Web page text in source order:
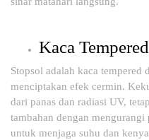
Kaca
Stopsol adalah kaca
menciptakan efek cermin.
dari panas dan radiasi UV,
tambahan dengan
untuk menjaga suhu dan